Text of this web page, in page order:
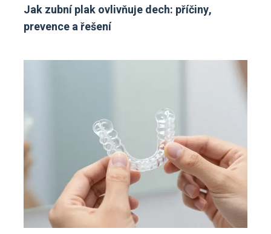
Jak zubní plak ovlivňuje dech: příčiny,
prevence a řešení